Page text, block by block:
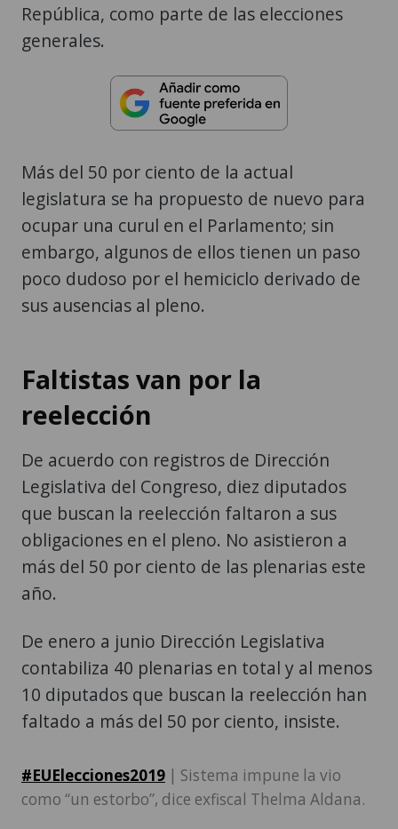
República, como parte de las elecciones
generales.
Más del 50 por ciento de la actual
legislatura se ha propuesto de nuevo para
ocupar una curul en el Parlamento; sin
embargo, algunos de ellos tienen un paso
poco dudoso por el hemiciclo derivado de
sus ausencias al pleno.
Faltistas van por la
reelección
De acuerdo con registros de Dirección
Legislativa del Congreso, diez diputados
que buscan la reelección faltaron a sus
obligaciones en el pleno. No asistieron a
más del 50 por ciento de las plenarias este
año.
De enero a junio Dirección Legislativa
contabiliza 40 plenarias en total y al menos
10 diputados que buscan la reelección han
faltado a más del 50 por ciento, insiste.
#EUElecciones2019 | Sistema impune la vio
como “un estorbo”, dice exfiscal Thelma Aldana.